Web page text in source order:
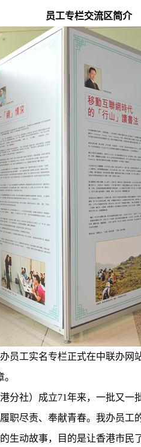
员工专栏交流区简介
工实名专栏正式在中联办网
社）成立71年来，一批又一
职尽责、奉献青春。我办员工
生动故事，目的是让香港市民